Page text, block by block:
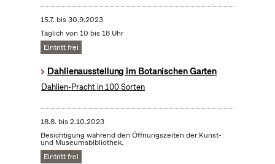
15.7. bis30.9.2023
Täglich von 10 bis 18 Uhr
Eintritt frei
Dahlienausstellung im Botanischen Garten
Dahlien-Pracht in 100 Sorten
18.8. bis2.10.2023
Besichtigung während den Öffnungszeiten der Kunst-
und Museumsbibliothek.
Eintritt frei